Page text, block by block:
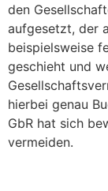
den
aufgesetzt, der
beispielsweise
geschieht und
hierbei genau
GbR hat sich
vermeiden.